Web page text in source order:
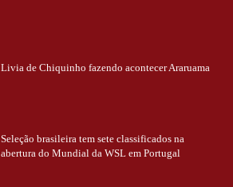
Livia de Chiquinho fazendo acontecer Araruama
Seleção brasileira tem sete classificados na
abertura do Mundial da WSL em Portugal